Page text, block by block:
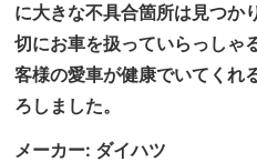
に大きな不具合箇所は見つか
切にお車を扱っていらっしゃ
客様の愛車が健康でいてくれ
ろしました。
メーカー: ダイハツ